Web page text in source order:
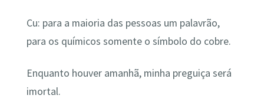
Cu: para a maioria das pessoas um palavrão,
para os químicos somente o símbolo do cobre.
Enquanto houver amanhã, minha preguiça será
imortal.